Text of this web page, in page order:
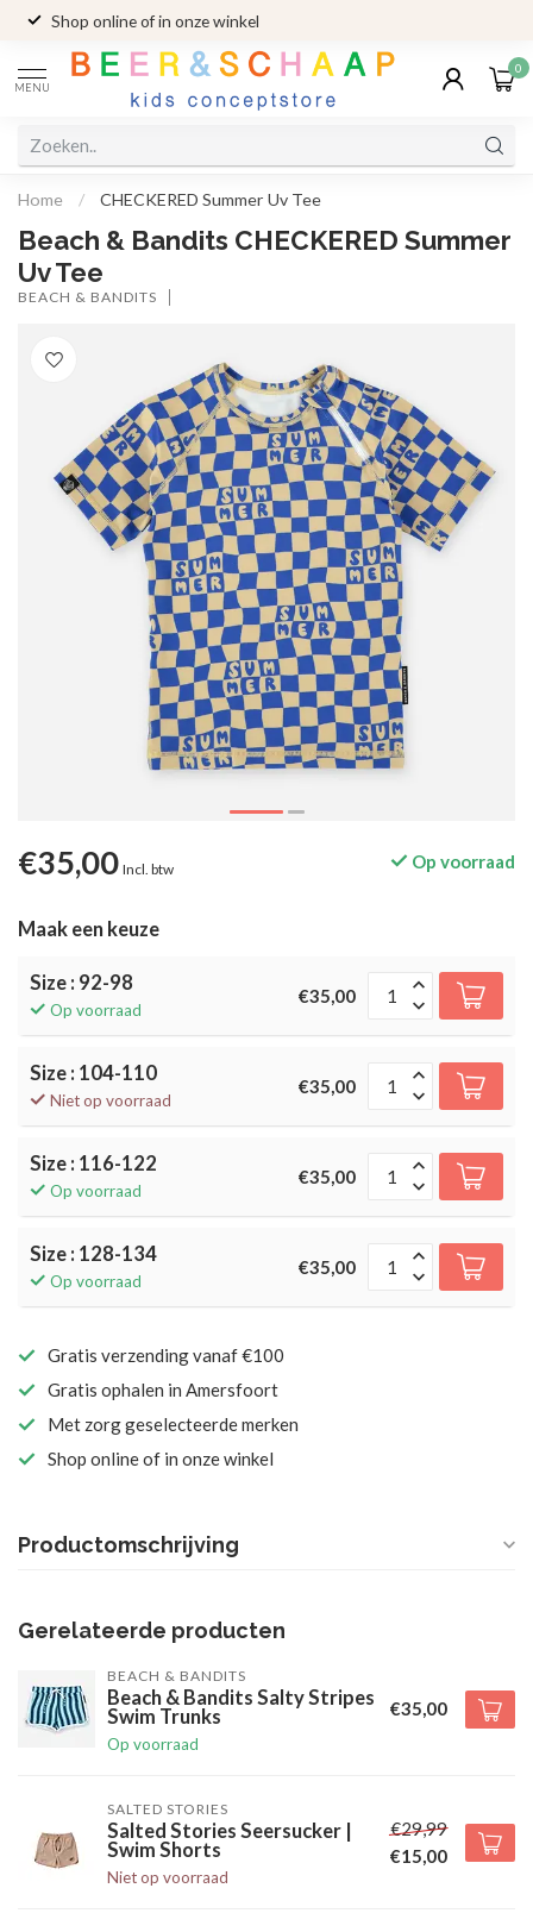
Shop online of in onze winkel
MENU
0
Home / CHECKERED Summer Uv Tee
Beach & Bandits CHECKERED Summer
Uv Tee
BEACH & BANDITS
€35,00 Incl. btw Op voorraad
Maak een keuze
Size : 92-98
Op voorraad
€35,00
Size : 104-110
Niet op voorraad
€35,00
Size : 116-122
Op voorraad
€35,00
Size : 128-134
Op voorraad
€35,00
Gratis verzending vanaf €100
Gratis ophalen in Amersfoort
Met zorg geselecteerde merken
Shop online of in onze winkel
Productomschrijving
Gerelateerde producten
BEACH & BANDITS
Beach & Bandits Salty Stripes
Swim Trunks
Op voorraad
€35,00
SALTED STORIES
Salted Stories Seersucker |
Swim Shorts
Niet op voorraad
€29,99
€15,00